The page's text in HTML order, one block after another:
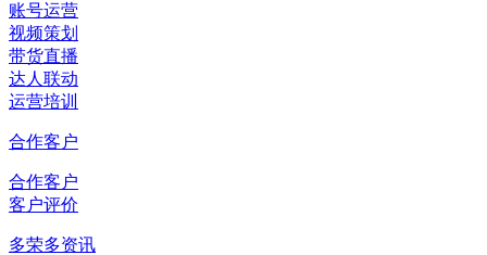
账号运营
视频策划
带货直播
达人联动
运营培训
合作客户
合作客户
客户评价
多荣多资讯